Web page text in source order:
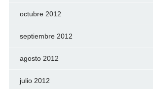
octubre 2012
septiembre 2012
agosto 2012
julio 2012